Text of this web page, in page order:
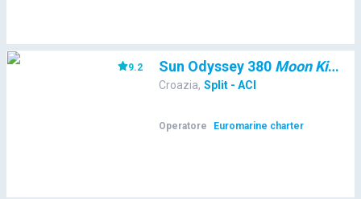
9.2 Sun Odyssey 380 Moon Kiss
Croazia, Split - ACI
Operatore Euromarine charter